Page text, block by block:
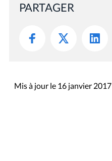
PARTAGER
Mis à jour le 16 janvier 2017